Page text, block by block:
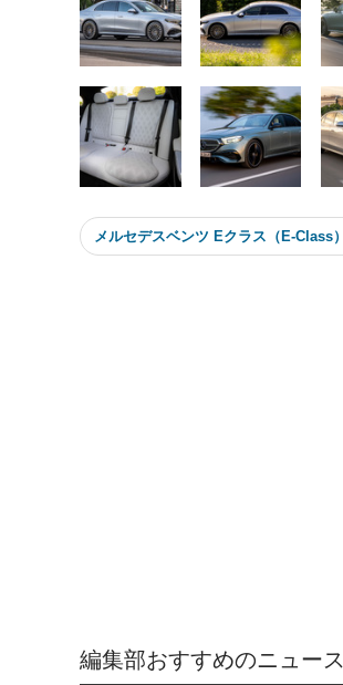
メルセデスベンツ Eクラス（E-Class）
編集部おすすめのニュース